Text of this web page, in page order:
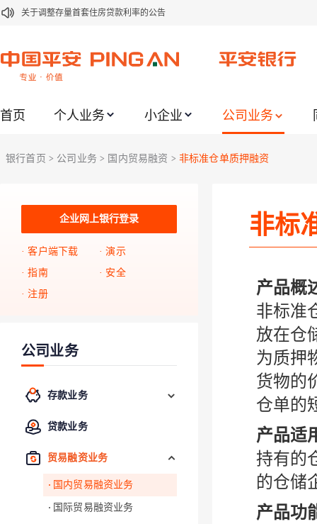
关于2021年劳动节期间代理贵金属业务风险提示的通知
关于加强代理贵金属业务风险防范的提示
关于平安银行电子版信用卡更名为平安银行数字信用卡的公告
首页 个人业务 小企业 公司业务
银行首页 > 公司业务 > 国内贸易融资 > 非标准仓单质押融资
企业网上银行登录
客户端下载
演示
指南
安全
注册
公司业务
存款业务
贷款业务
贸易融资业务
国内贸易融资业务
国际贸易融资业务
非标
产品概
非标准
放在仓
为质押
货物的
仓单的
产品适
持有的
的仓储
产品功